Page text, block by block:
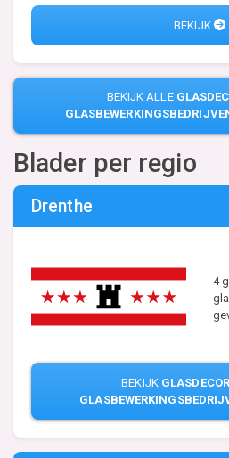
BEKIJK
BEKIJK ALLE
Blader per regio
Drenthe
4
BEKIJK